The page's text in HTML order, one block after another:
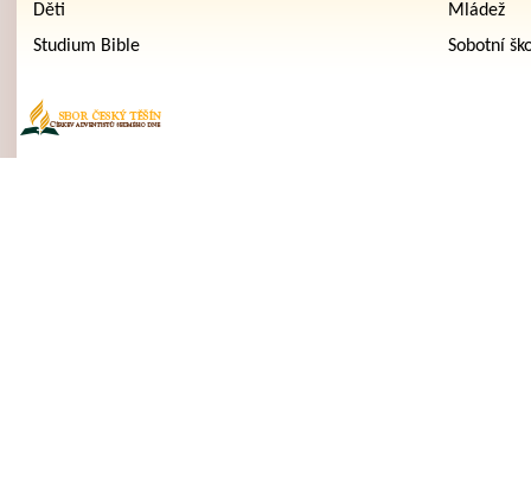
Děti
Mládež
Studium Bible
Sobotní